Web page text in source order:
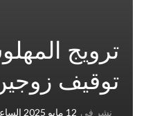
ترويج
توقيف
نشر في 12 مايو 2025 الساعة 17 و 33 دقيقة